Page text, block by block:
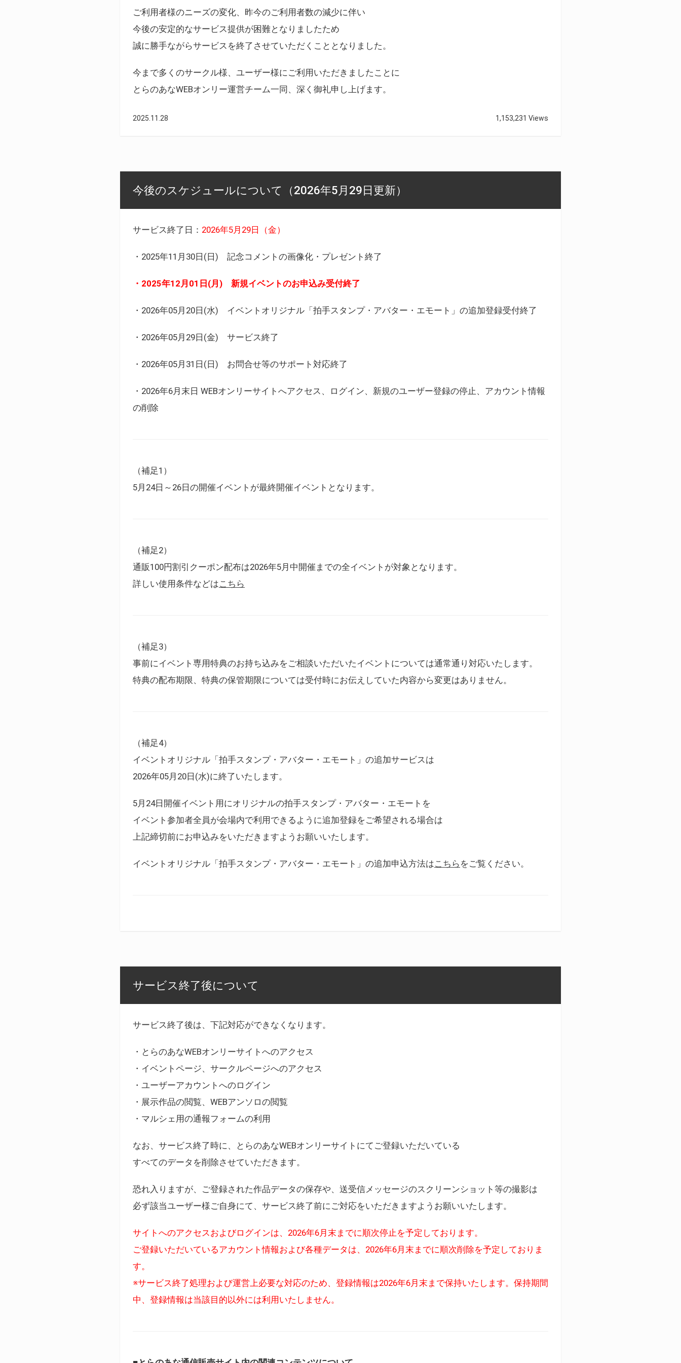
ご利用者様のニーズの変化、昨今のご利用者数の減少に伴い
今後の安定的なサービス提供が困難となりましたため
誠に勝手ながらサービスを終了させていただくこととなりました。
今まで多くのサークル様、ユーザー様にご利用いただきましたことに
とらのあなWEBオンリー運営チーム一同、深く御礼申し上げます。
2025.11.28 1,153,231 Views
今後のスケジュールについて（2026年5月29日更新）
サービス終了日： 2026年5月29日（金）
・2025年11月30日(日) 記念コメントの画像化・プレゼント終了
・2025年12月01日(月) 新規イベントのお申込み受付終了
・2026年05月20日(水) イベントオリジナル「拍手スタンプ・アバター・エモート」の追加登録受付終了
・2026年05月29日(金) サービス終了
・2026年05月31日(日) お問合せ等のサポート対応終了
・2026年6月末日 WEBオンリーサイトへアクセス、ログイン、新規のユーザー登録の停止、アカウント情報
の削除
（補足1）
5月24日～26日の開催イベントが最終開催イベントとなります。
（補足2）
通販100円割引クーポン配布は2026年5月中開催までの全イベントが対象となります。
詳しい使用条件などはこちら
（補足3）
事前にイベント専用特典のお持ち込みをご相談いただいたイベントについては通常通り対応いたします。
特典の配布期限、特典の保管期限については受付時にお伝えしていた内容から変更はありません。
（補足4）
イベントオリジナル「拍手スタンプ・アバター・エモート」の追加サービスは
2026年05月20日(水)に終了いたします。
5月24日開催イベント用にオリジナルの拍手スタンプ・アバター・エモートを
イベント参加者全員が会場内で利用できるように追加登録をご希望される場合は
上記締切前にお申込みをいただきますようお願いいたします。
イベントオリジナル「拍手スタンプ・アバター・エモート」の追加申込方法はこちら をご覧ください。
サービス終了後について
サービス終了後は、下記対応ができなくなります。
・とらのあなWEBオンリーサイトへのアクセス
・イベントページ、サークルページへのアクセス
・ユーザーアカウントへのログイン
・展示作品の閲覧、WEBアンソロの閲覧
・マルシェ用の通報フォームの利用
なお、サービス終了時に、とらのあなWEBオンリーサイトにてご登録いただいている
すべてのデータを削除させていただきます。
恐れ入りますが、ご登録された作品データの保存や、送受信メッセージのスクリーンショット等の撮影は
必ず該当ユーザー様ご自身にて、サービス終了前にご対応をいただきますようお願いいたします。
サイトへのアクセスおよびログインは、2026年6月末までに順次停止を予定しております。
ご登録いただいているアカウント情報および各種データは、2026年6月末までに順次削除を予定しておりま
す。
※サービス終了処理および運営上必要な対応のため、登録情報は2026年6月末まで保持いたします。保持期間
中、登録情報は当該目的以外には利用いたしません。